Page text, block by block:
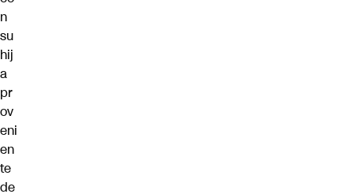
n
su
hij
a
pr
ov
eni
en
te
de